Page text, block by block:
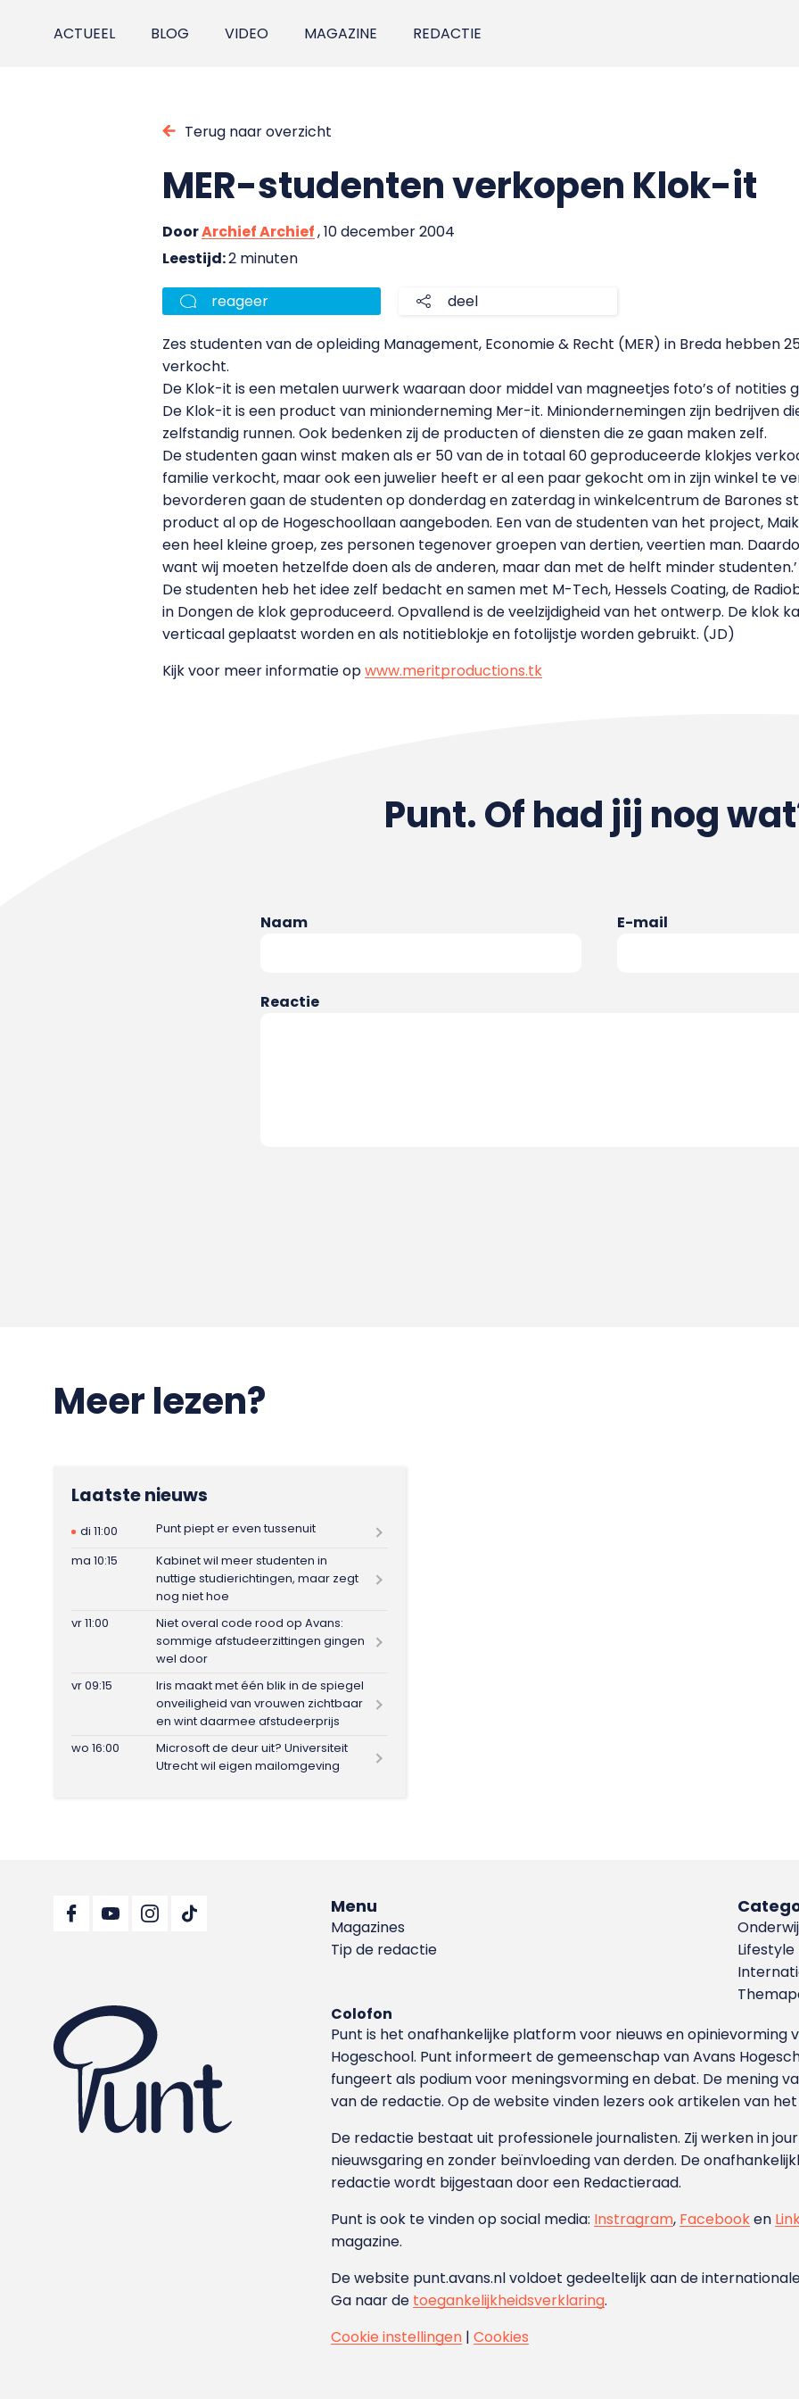
ACTUEEL BLOG VIDEO MAGAZINE REDACTIE
Terug naar overzicht
MER-studenten verkopen Klok-it
DoorArchief Archief, 10 december 2004
Leestijd:2 minuten
reageer deel
Zes studenten van de opleiding Management, Economie & Recht (MER) in Breda hebben
verkocht.
De Klok-it is een metalen uurwerk waaraan door middel van magneetjes foto’s of notities
De Klok-it is een product van minionderneming Mer-it. Miniondernemingen zijn bedrijven
zelfstandig runnen. Ook bedenken zij de producten of diensten die ze gaan maken zelf.
De studenten gaan winst maken als er 50 van de in totaal 60 geproduceerde klokjes
familie verkocht, maar ook een juwelier heeft er al een paar gekocht om in zijn winkel te
bevorderen gaan de studenten op donderdag en zaterdag in winkelcentrum de Barones
product al op de Hogeschoollaan aangeboden. Een van de studenten van het project,
een heel kleine groep, zes personen tegenover groepen van dertien, veertien man.
want wij moeten hetzelfde doen als de anderen, maar dan met de helft minder studenten.’
De studenten heb het idee zelf bedacht en samen met M-Tech, Hessels Coating, de
in Dongen de klok geproduceerd. Opvallend is de veelzijdigheid van het ontwerp. De klok
verticaal geplaatst worden en als notitieblokje en fotolijstje worden gebruikt. (JD)
Kijk voor meer informatie opwww.meritproductions.tk
Punt. Of had jij nog
Naam E-mail
Reactie
Meer lezen?
Laatste nieuws
di 11:00
Punt piept er even tussenuit
ma 10:15
Kabinet wil meer studenten in
nuttige studierichtingen, maar zegt
nog niet hoe
vr 11:00
Niet overal code rood op Avans:
sommige afstudeerzittingen gingen
wel door
vr 09:15
Iris maakt met één blik in de spiegel
onveiligheid van vrouwen zichtbaar
en wint daarmee afstudeerprijs
wo 16:00
Microsoft de deur uit? Universiteit
Utrecht wil eigen mailomgeving
Menu
Magazines
Tip de redactie
Lifestyle
Colofon
Punt is het onafhankelijke platform voor nieuws en
Hoge­school. Punt informeert de gemeenschap van Avans
fungeert als podium voor meningsvorming en debat. De mening
van de redactie. Op de website vinden lezers ook artikelen van
De redactie bestaat uit professionele journalisten. Zij werken in
nieuwsgaring en zonder beïnvloeding van derden. De
redactie wordt bijgestaan door een Redactieraad.
Punt is ook te vinden op social media: Instragram, Facebooken
magazine.
De website punt.avans.nl voldoet gedeeltelijk aan de
Ga naar de toegankelijkheidsverklaring.
Cookie instellingen |Cookies